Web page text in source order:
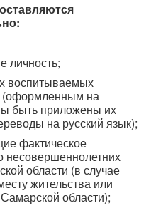
личность;
воспитываемых
(оформленным на
быть приложены их
на русский язык);
фактическое
несовершеннолетних
области (в случае
жительства или
области);